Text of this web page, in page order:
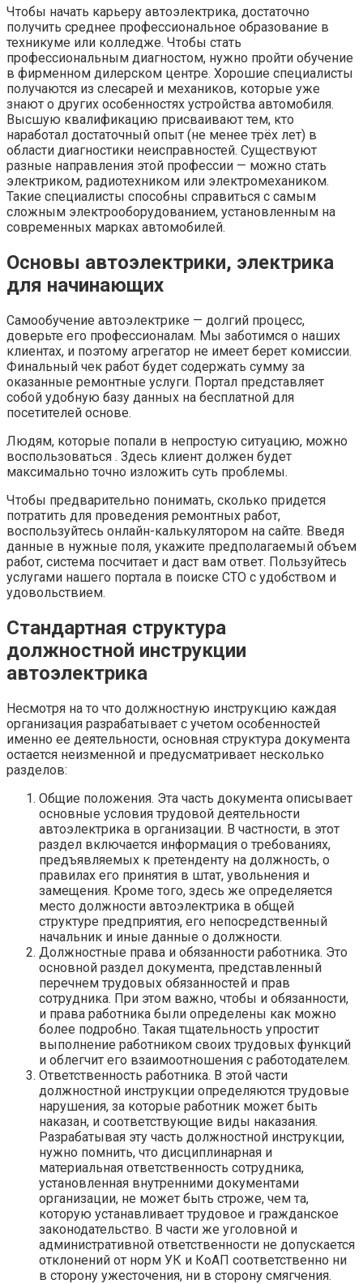
Чтобы начать карьеру автоэлектрика, достаточно
получить среднее профессиональное образование в
техникуме или колледже. Чтобы стать
профессиональным диагностом, нужно пройти обучение
в фирменном дилерском центре. Хорошие специалисты
получаются из слесарей и механиков, которые уже
знают о других особенностях устройства автомобиля.
Высшую квалификацию присваивают тем, кто
наработал достаточный опыт (не менее трёх лет) в
области диагностики неисправностей. Существуют
разные направления этой профессии — можно стать
электриком, радиотехником или электромехаником.
Такие специалисты способны справиться с самым
сложным электрооборудованием, установленным на
современных марках автомобилей.
Основы автоэлектрики, электрика
для начинающих
Самообучение автоэлектрике — долгий процесс,
доверьте его профессионалам. Мы заботимся о наших
клиентах, и поэтому агрегатор не имеет берет комиссии.
Финальный чек работ будет содержать сумму за
оказанные ремонтные услуги. Портал представляет
собой удобную базу данных на бесплатной для
посетителей основе.
Людям, которые попали в непростую ситуацию, можно
воспользоваться . Здесь клиент должен будет
максимально точно изложить суть проблемы.
Чтобы предварительно понимать, сколько придется
потратить для проведения ремонтных работ,
воспользуйтесь онлайн-калькулятором на сайте. Введя
данные в нужные поля, укажите предполагаемый объем
работ, система посчитает и даст вам ответ. Пользуйтесь
услугами нашего портала в поиске СТО с удобством и
удовольствием.
Стандартная структура
должностной инструкции
автоэлектрика
Несмотря на то что должностную инструкцию каждая
организация разрабатывает с учетом особенностей
именно ее деятельности, основная структура документа
остается неизменной и предусматривает несколько
разделов:
Общие положения. Эта часть документа описывает
основные условия трудовой деятельности
автоэлектрика в организации. В частности, в этот
раздел включается информация о требованиях,
предъявляемых к претенденту на должность, о
правилах его принятия в штат, увольнения и
замещения. Кроме того, здесь же определяется
место должности автоэлектрика в общей
структуре предприятия, его непосредственный
начальник и иные данные о должности.
Должностные права и обязанности работника. Это
основной раздел документа, представленный
перечнем трудовых обязанностей и прав
сотрудника. При этом важно, чтобы и обязанности,
и права работника были определены как можно
более подробно. Такая тщательность упростит
выполнение работником своих трудовых функций
и облегчит его взаимоотношения с работодателем.
Ответственность работника. В этой части
должностной инструкции определяются трудовые
нарушения, за которые работник может быть
наказан, и соответствующие виды наказания.
Разрабатывая эту часть должностной инструкции,
нужно помнить, что дисциплинарная и
материальная ответственность сотрудника,
установленная внутренними документами
организации, не может быть строже, чем та,
которую устанавливает трудовое и гражданское
законодательство. В части же уголовной и
административной ответственности не допускается
отклонений от норм УК и КоАП соответственно ни
в сторону ужесточения, ни в сторону смягчения.